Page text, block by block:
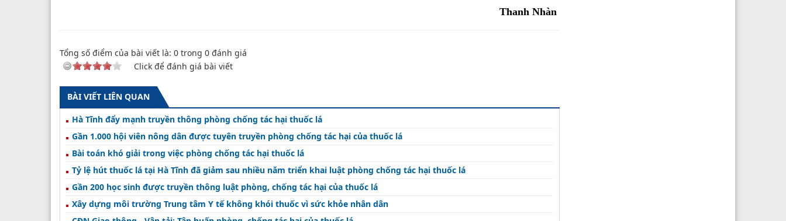
Thanh Nhàn
Tổng số điểm của bài viết là: 0 trong 0 đánh giá
Click để đánh giá bài viết
BÀI VIẾT LIÊN QUAN
Hà Tĩnh đẩy mạnh truyền thông phòng chống tác hại thuốc lá
Gần 1.000 hội viên nông dân được tuyên truyền phòng chống tác hại của thuốc lá
Bài toán khó giải trong việc phòng chống tác hại thuốc lá
Tỷ lệ hút thuốc lá tại Hà Tĩnh đã giảm sau nhiều năm triển khai luật phòng chống tác hại thuốc lá
Gần 200 học sinh được truyền thông luật phòng, chống tác hại của thuốc lá
Xây dựng môi trường Trung tâm Y tế không khói thuốc vì sức khỏe nhân dân